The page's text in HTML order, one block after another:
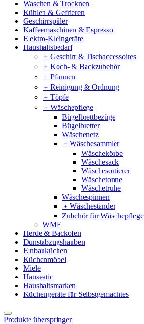
Waschen & Trocknen
Kühlen & Gefrieren
Geschirrspüler
Kaffeemaschinen & Espresso
Elektro-Kleingeräte
Haushaltsbedarf
﹢ Geschirr & Tischaccessoires
﹢ Koch- & Backzubehör
﹢ Pfannen
﹢ Reinigung & Ordnung
﹢ Töpfe
﹣ Wäschepflege
Bügelbrettbezüge
Bügelbretter
Wäschenetz
﹣ Wäschesammler
Wäschekörbe
Wäschesack
Wäschesortierer
Wäschetonne
Wäschetruhe
Wäschespinnen
﹢ Wäscheständer
Zubehör für Wäschepflege
WMF
Herde & Backöfen
Dunstabzugshauben
Einbauküchen
Küchenmöbel
Miele
Hanseatic
Haushaltsmarken
Küchengeräte für Selbstgemachtes
Produkte überspringen